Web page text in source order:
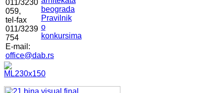
011/3230
059,
tel-fax
011/3239
754
E-mail:
office@dab.rs
beograda
Pravilnik
o
konkursima